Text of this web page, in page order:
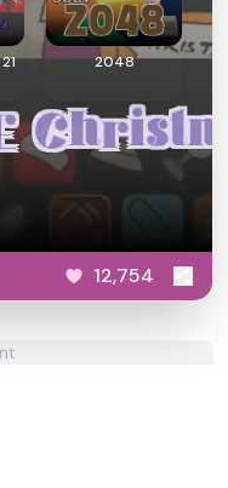
2048
12,754